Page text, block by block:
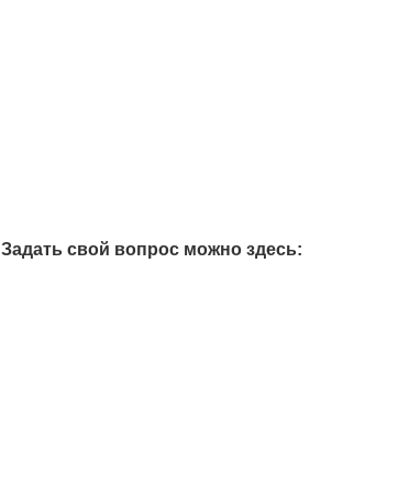
Задать свой вопрос можно здесь: